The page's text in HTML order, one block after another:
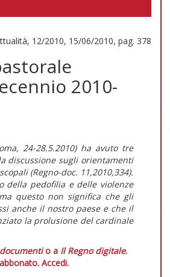
12/2010, 15/06/2010, pag. 378
2010-
24-28.5.2010) ha avuto tre
discussione sugli orientamenti
(Regno-doc. 11,2010,334).
della pedofilia e delle violenze
questo non significa che gli
anche il nostro paese e che il
la prolusione del cardinale
o a Il Regno digitale.
Accedi.